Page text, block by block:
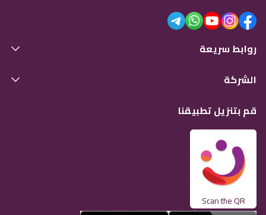
روابط سريعة
الشركة
قم بتنزيل تطبيقنا
Scan the QR